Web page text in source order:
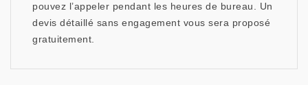
pouvez l’appeler pendant les heures de bureau. Un
devis détaillé sans engagement vous sera proposé
gratuitement.